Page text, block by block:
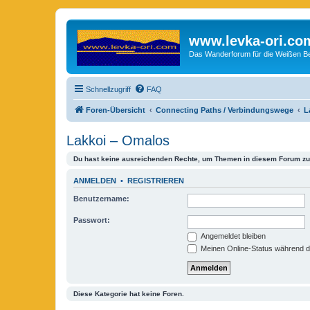
www.levka-
Das Wanderforum für die Weißen
Schnellzugriff FAQ
Foren-Übersicht Connecting Paths / Verbindungswege
Lakkoi – Omalos
Du hast keine ausreichenden Rechte, um Themen in diesem Forum
ANMELDEN • REGISTRIEREN
Benutzername:
Passwort:
Angemeldet bleiben
Meinen Online-Status während
Diese Kategorie hat keine Foren.